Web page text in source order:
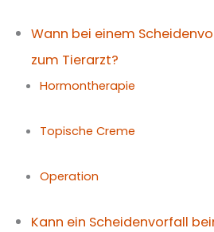
Wann bei einem
zum Tierarzt?
Hormontherapie
Topische Creme
Operation
Kann ein Scheidenvorfall